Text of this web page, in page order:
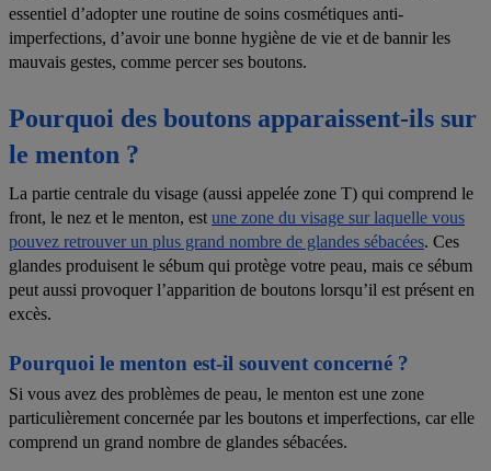
essentiel d’adopter une routine de soins cosmétiques anti-
imperfections, d’avoir une bonne hygiène de vie et de bannir les
mauvais gestes, comme percer ses boutons.
Pourquoi des boutons apparaissent-ils sur
le menton ?
La partie centrale du visage (aussi appelée zone T) qui comprend le
front, le nez et le menton, est une zone du visage sur laquelle vous
pouvez retrouver un plus grand nombre de glandes sébacées. Ces
glandes produisent le sébum qui protège votre peau, mais ce sébum
peut aussi provoquer l’apparition de boutons lorsqu’il est présent en
excès.
Pourquoi le menton est-il souvent concerné ?
Si vous avez des problèmes de peau, le menton est une zone
particulièrement concernée par les boutons et imperfections, car elle
comprend un grand nombre de glandes sébacées.